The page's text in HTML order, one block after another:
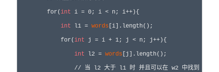
        for(
int i = 0; i < n; i++){
int l1 = words [i].length();
            for(
int j = i + 1; j < n; j++){
int l2 = words [j].length();
                // 当 l2 大于 l1 时 并且可以在 w2 中找到 w1 时